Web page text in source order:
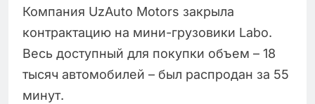
Компания UzAuto Motors закрыла
контрактацию на мини-грузовики Labo.
Весь доступный для покупки объем – 18
тысяч автомобилей – был распродан за 55
минут.